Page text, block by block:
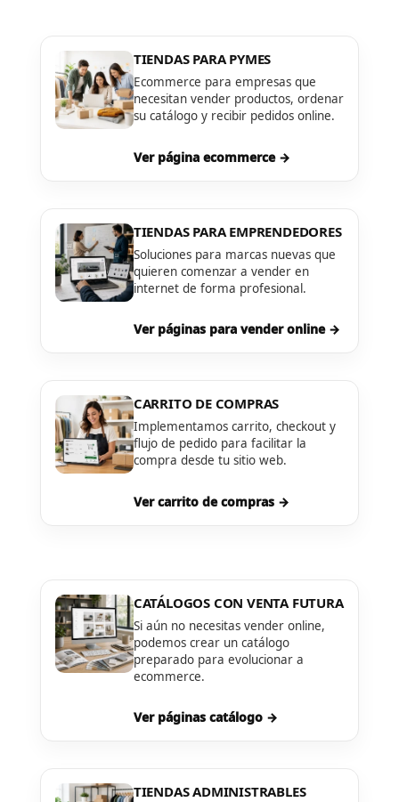
TIENDAS PARA PYMES
Ecommerce para empresas que
necesitan vender productos, ordenar
su catálogo y recibir pedidos online.
Ver página ecommerce →
TIENDAS PARA EMPRENDEDORES
Soluciones para marcas nuevas que
quieren comenzar a vender en
internet de forma profesional.
Ver páginas para vender online →
CARRITO DE COMPRAS
Implementamos carrito, checkout y
flujo de pedido para facilitar la
compra desde tu sitio web.
Ver carrito de compras →
CATÁLOGOS CON VENTA FUTURA
Si aún no necesitas vender online,
podemos crear un catálogo
preparado para evolucionar a
ecommerce.
Ver páginas catálogo →
TIENDAS ADMINISTRABLES